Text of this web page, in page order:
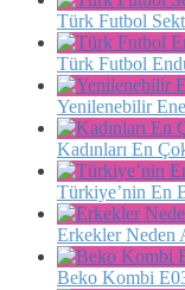
Türk Futbol
Türk Futbol
Yenilenebilir
Kadınları En
Türkiye’nin En
Erkekler Neden
Beko Kombi